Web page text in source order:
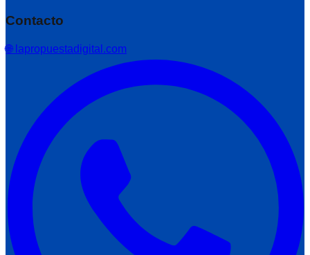
Contacto
🌐 lapropuestadigital.com